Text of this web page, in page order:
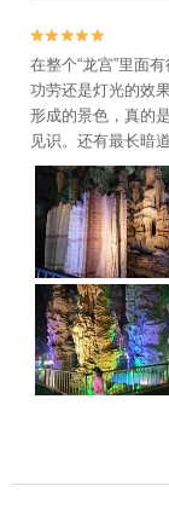


在整个“龙宫”里面
功劳还是灯光的效
形成的景色，真的
见识。还有最长暗